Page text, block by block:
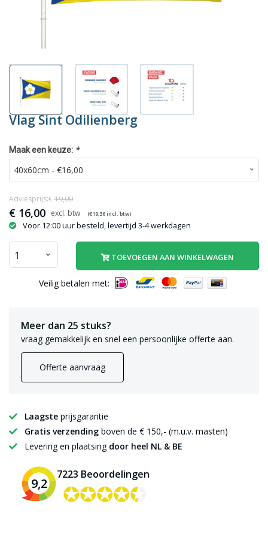
Vlag Sint Odilienberg
Maak een keuze: *
€ 16,00 (€19,36incl. btw)
Adviesprijs:€ 19,00
Voor 12:00 uur besteld, levertijd 3-4 werkdagen
TOEVOEGEN AAN WINKELWAGEN
Veilig betalen met:
Meer dan 25 stuks?
vraag gemakkelijk en snel een persoonlijke offerte aan.
Offerte aanvraag
Laagste prijsgarantie
Gratis verzending boven de € 150,- (m.u.v. masten)
Levering en plaatsing door heel NL & BE
9,2
7223 Beoordelingen
✪✪✪✪✪
✪✪✪✪✪